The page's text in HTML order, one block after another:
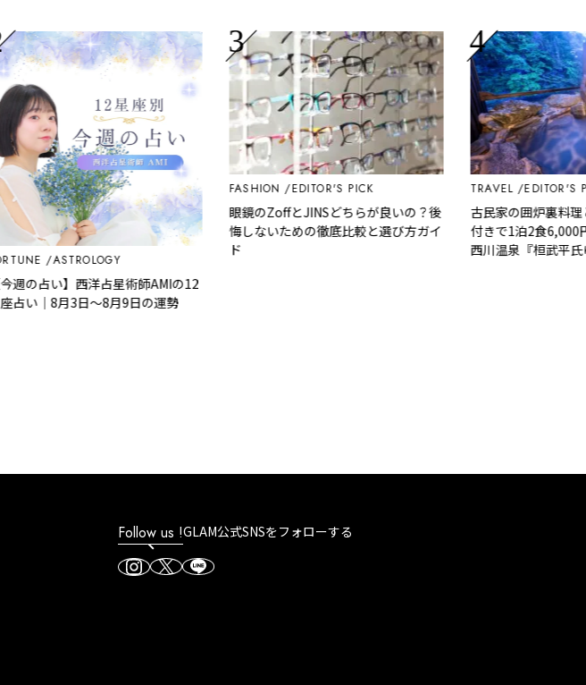
ASTROLOGY
の占い】西洋占星術師AMIの12
い｜8月3日～8月9日の運勢
FASHION EDITOR'S PICK
眼鏡のZoffとJINSどちらが良いの？後
悔しないための徹底比較と選び方ガイ
TRAVEL EDITOR'S PICK
古民家の囲炉裏料理と
付きで1泊2食6,000円
西川温泉『桓武平氏ゆ
Follow us !GLAM公式SNSをフォローする